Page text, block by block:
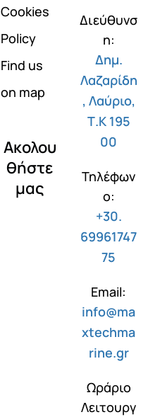
Cookies
Policy
Find us
on map
Ακολου
θήστε
μας
Διεύθυνσ
η:
Δημ.
Λαζαρίδη
, Λαύριο,
Τ.Κ 195
00
Τηλέφων
ο:
+30.
69961747
75
Email:
info@ma
xtechma
rine.gr
Ωράριο
Λειτουργ